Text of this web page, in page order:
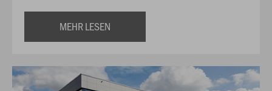
MEHR LESEN